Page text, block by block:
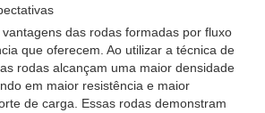
das rodas formadas por fluxo
que oferecem. Ao utilizar a técnica de
rodas alcançam uma maior densidade
em maior resistência e maior
de carga. Essas rodas demonstram